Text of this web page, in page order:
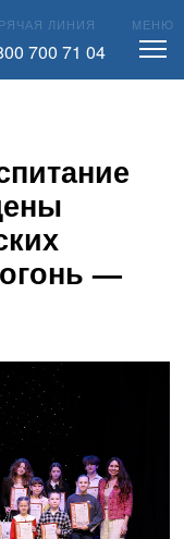
ЛИНИЯ
700 71 04
МЕНЮ
—